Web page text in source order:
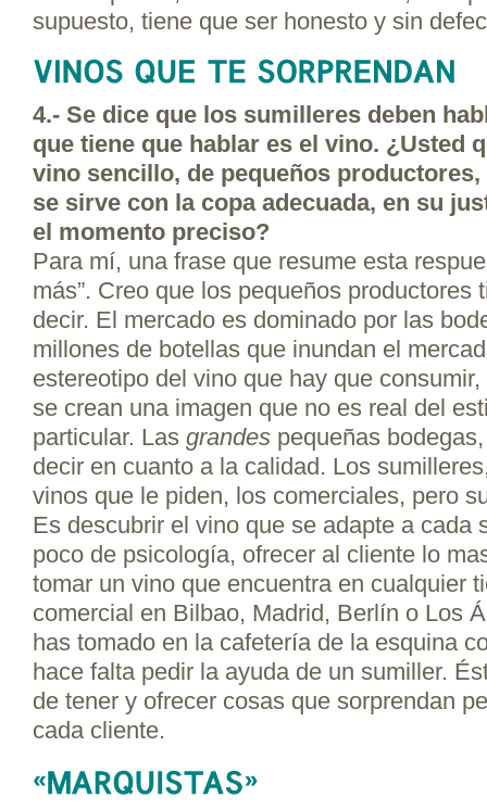
supuesto, tiene que ser honesto y sin
4.- Se dice que los sumilleres deben
que tiene que hablar es el vino. ¿Usted
vino sencillo, de pequeños
se sirve con la copa adecuada, en su
el momento preciso?
Para mí, una frase que resume esta
más”. Creo que los pequeños productores
decir. El mercado es dominado por las
millones de botellas que inundan el
estereotipo del vino que hay que
se crean una imagen que no es real del
particular. Las grandes pequeñas
decir en cuanto a la calidad. Los
vinos que le piden, los comerciales, pero
Es descubrir el vino que se adapte a cada
poco de psicología, ofrecer al cliente lo
tomar un vino que encuentra en cualquier
comercial en Bilbao, Madrid, Berlín o Los
has tomado en la cafetería de la esquina
hace falta pedir la ayuda de un sumiller.
de tener y ofrecer cosas que sorprendan
cada cliente.